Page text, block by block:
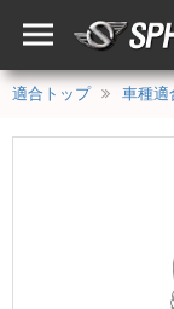
適合トップ 車種適